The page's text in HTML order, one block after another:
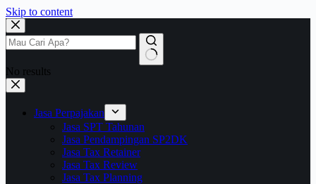
Skip to content
No results
Jasa Perpajakan
Jasa SPT Tahunan
Jasa Pendampingan SP2DK
Jasa Tax Retainer
Jasa Tax Review
Jasa Tax Planning